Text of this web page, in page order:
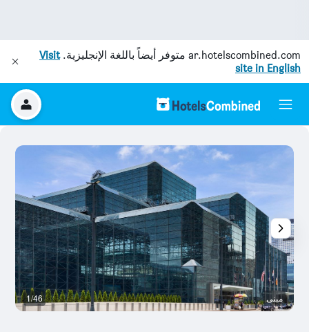
ar.hotelscombined.com متوفر أيضاً باللغة الإنجليزية.Visit
site in English
مبنى 1/46